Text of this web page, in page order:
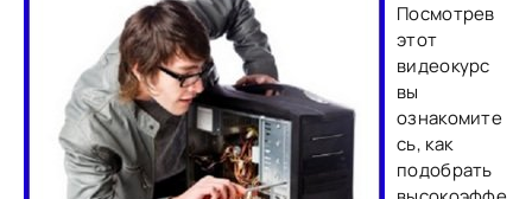
Посмотрев
этот
видеокурс
вы
ознакомите
сь, как
подобрать